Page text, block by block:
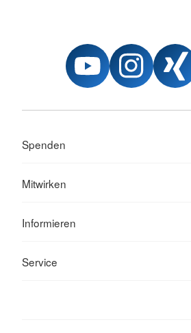
Spenden
Mitwirken
Informieren
Service